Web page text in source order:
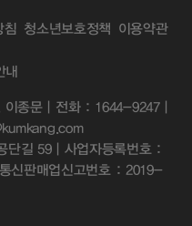
침 청소년보호정책 이용약관
내
종문 | 전화 : 1644-9247 |
단길 59 | 사업자등록번호 :
신판매업신고번호 : 2019-